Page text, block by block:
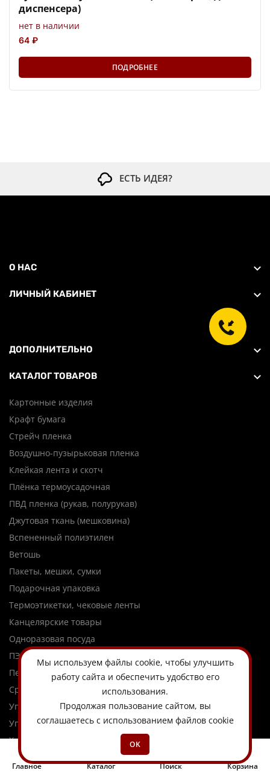
Главное Каталог Поиск Корзина
диспенсера)
нет в наличии
64 ₽
ПОДРОБНЕЕ
ЕСТЬ ИДЕЯ?
О НАС
ЛИЧНЫЙ КАБИНЕТ
ДОПОЛНИТЕЛЬНО
КАТАЛОГ ТОВАРОВ
Картонные изделия
Крафт бумага
Стрейч пленка
Воздушно-пузырьковая пленка
Клейкая лента и скотч
Плёнка термоусадочная
ПВД пленка (рукав, полурукав)
Джутовая ткань (мешковина)
Вспененный полиэтилен
Ветошь
Пакеты, мешки, сумки
Подарочная упаковка
Термоэтикетки, чековые ленты
Канцелярские товары
Одноразовая посуда
ПЭТ Бутылки
Перчатки, хозтовары
Средства индивидуальной защиты
Упаковочные ленты, шпагат
Упаковочное оборудование
Химия
Сезонные товары
Мы используем файлы cookie, чтобы улучшить
работу сайта и обеспечить удобство его
использования.
Продолжая пользование сайтом, вы
соглашаетесь с использованием файлов cookie
OK